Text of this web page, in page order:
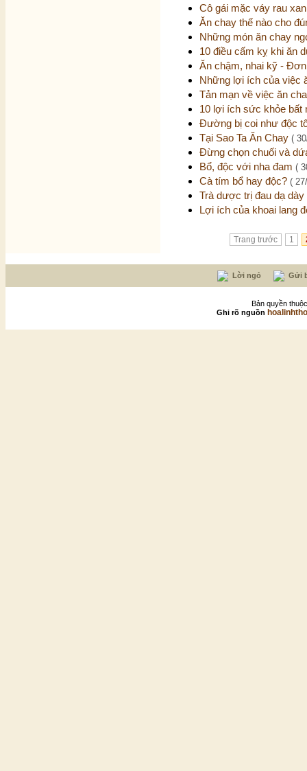
Cô gái mặc váy rau
Ăn chay thế nào cho
Những món ăn chay
10 điều cấm kỵ khi ăn
Ăn chậm, nhai kỹ -
Những lợi ích của việc
Tản mạn về việc ăn
10 lợi ích sức khỏe bất
Đường bị coi như độc
Tại Sao Ta Ăn Chay (
Đừng chọn chuối và
Bổ, độc với nha đam (
Cà tím bổ hay độc? (
Trà dược trị đau dạ dày
Lợi ích của khoai lang
Trang trước 1
Lời ngỏ Gửi
Bản quyền
Ghi rõ nguồn